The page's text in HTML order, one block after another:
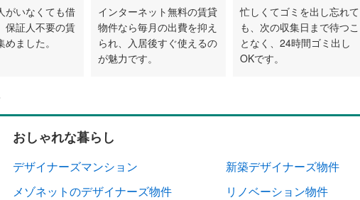
がいなくても借
保証人不要の賃
ました。
インターネット無料の賃貸
物件なら毎月の出費を抑え
られ、入居後すぐ使えるの
が魅力です。
忙しくてゴミを出し忘れて
も、次の収集日まで待つこ
となく、24時間ゴミ出し
OKです。
おしゃれな暮らし
デザイナーズマンション 新築デザイナーズ物件
メゾネットのデザイナーズ物件
リノベーション物件